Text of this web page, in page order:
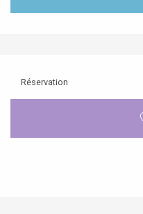
Réservation